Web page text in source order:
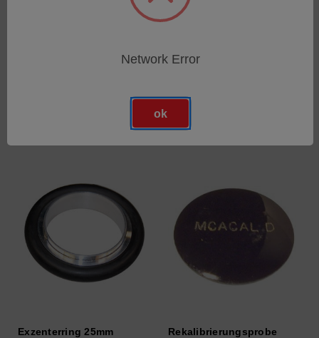
(5m)
Anmeldung für Preise
Exzenterring 25mm
Rekalibrierungsprobe
Network Error
ok